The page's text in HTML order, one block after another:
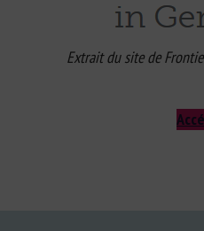
Extrait du site de